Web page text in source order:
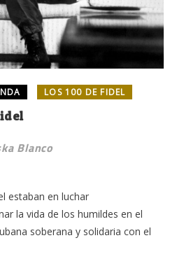
LOS 100 DE FIDEL
Blanco
estaban en luchar
la vida de los humildes en el
soberana y solidaria con el